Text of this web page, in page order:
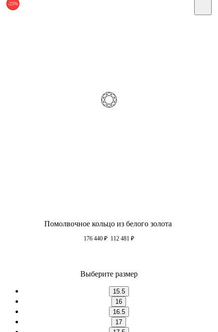
-25%
Помолвочное кольцо из белого золота
176 440 ₽ 112 481 ₽
Выберите размер
15.5
16
16.5
17